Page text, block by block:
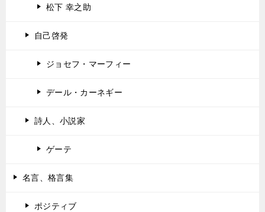
松下 幸之助
自己啓発
ジョセフ・マーフィー
デール・カーネギー
詩人、小説家
ゲーテ
名言、格言集
ポジティブ